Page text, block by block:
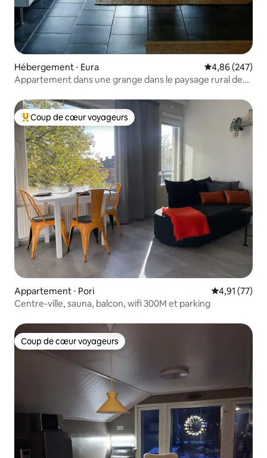
Hébergement ⋅ Eura Évaluation
4,86 (247)
Appartement dans une grange dans le paysage rural de
Coups de cœur voyageurs les plus appréciés
Coup de cœur voyageurs
Appartement ⋅ Pori Évaluation
4,91 (77)
Centre-ville, sauna, balcon, wifi 300M et parking
Coup de cœur voyageurs
Coup de cœur voyageurs